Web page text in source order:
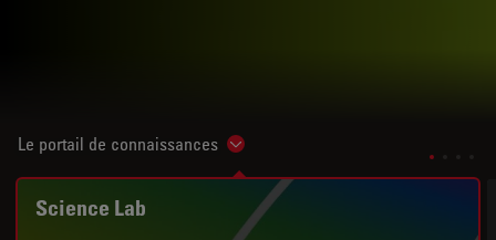
Le portail de connaissances Show subnavigation
Science Lab